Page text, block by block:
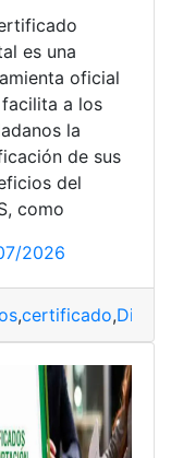
es una
oficial
a los
la
de sus
del
como
2026
,certificado,Digital